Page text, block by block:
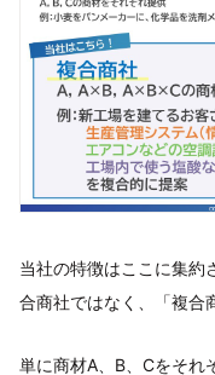
当社の特徴はここに集約
合商社ではなく、「複合
単に商材A、B、Cをそれ